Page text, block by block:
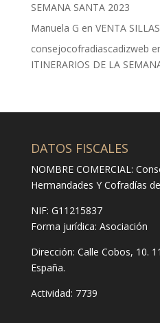
SEMANA SANTA 2023
Manuela G en VENTA
consejocofradiascadizweb
ITINERARIOS DE LA
DATOS FISCALES
NOMBRE COMERCIAL:
Hermandades Y Cofradías
NIF: G11215837
Forma jurídica: Asociación
Dirección: Calle Cobos, 10.
España.
Actividad: 7739